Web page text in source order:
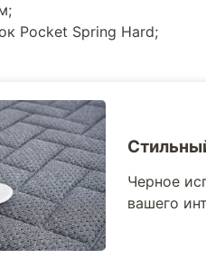
Pocket Spring Hard;
Черное
вашего